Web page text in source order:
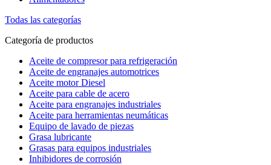
Todas las categorías
Categoría de productos
Aceite de compresor para refrigeración
Aceite de engranajes automotrices
Aceite motor Diesel
Aceite para cable de acero
Aceite para engranajes industriales
Aceite para herramientas neumáticas
Equipo de lavado de piezas
Grasa lubricante
Grasas para equipos industriales
Inhibidores de corrosión